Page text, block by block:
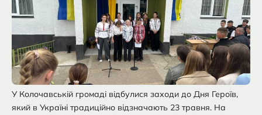
У Колочавській громаді відбулися заходи до Дня Героїв,
який в Україні традиційно відзначають 23 травня. На